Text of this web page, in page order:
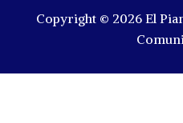
Copyright © 2026 El